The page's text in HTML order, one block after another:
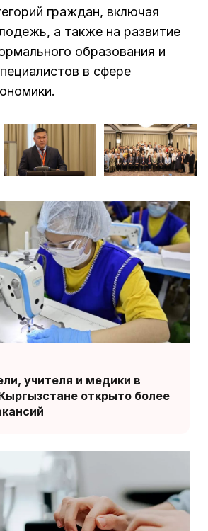
граждан, включая
а также на развитие
образования и
в сфере
учителя и медики в
открыто более